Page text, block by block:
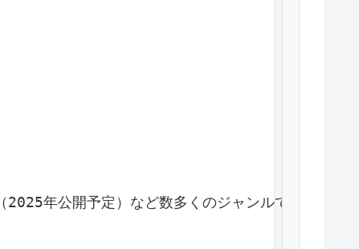
年公開予定）など数多くのジャンルで魅力を発